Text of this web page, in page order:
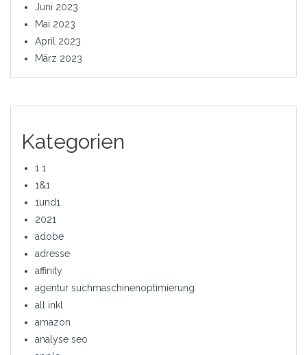
Juni 2023
Mai 2023
April 2023
März 2023
Kategorien
1 1
1&1
1und1
2021
adobe
adresse
affinity
agentur suchmaschinenoptimierung
all inkl
amazon
analyse seo